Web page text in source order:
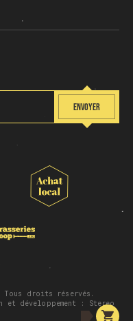
ENVOYER
droits réservés.
et développement : Stereo